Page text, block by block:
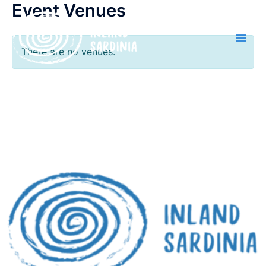
contenuto
Event Venues
There are no venues.